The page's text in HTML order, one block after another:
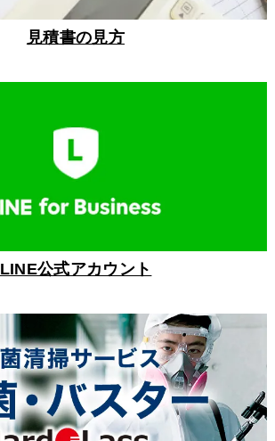
見積書の見方
LINE公式アカウント